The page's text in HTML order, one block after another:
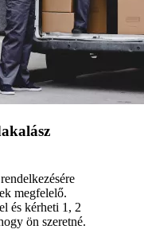
megfelelő.
és kérheti 1, 2
ön szeretné.